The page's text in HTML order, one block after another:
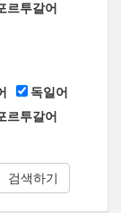
르투갈어
독일어
르투갈어
검색하기